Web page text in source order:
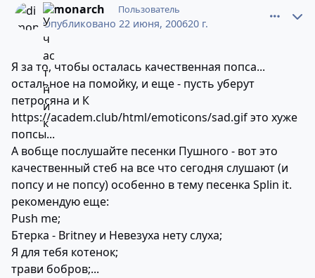
dimonarch Пользователь
Опубликовано 22 июня, 200620 г.
Я за то, чтобы осталась качественная попса...
остальное на помойку, и еще - пусть уберут
петросяна и К
https://academ.club/html/emoticons/sad.gifэто хуже
попсы...
А вобще послушайте песенки Пушного - вот это
качественный стеб на все что сегодня слушают (и
попсу и не попсу) особенно в тему песенка Splin it.
рекомендую еще:
Push me;
Бтерка - Britney и Невезуха нету слуха;
Я для тебя котенок;
трави бобров;...